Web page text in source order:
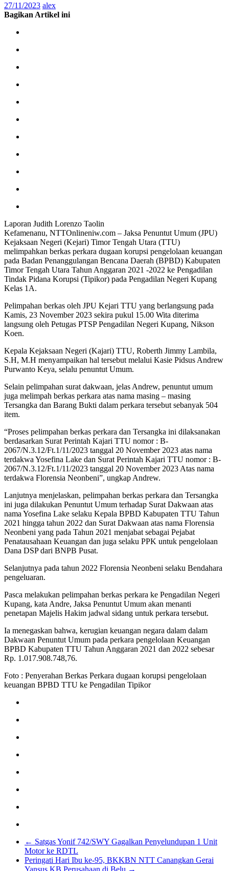
27/11/2023 alex
Bagikan Artikel ini
Laporan Judith Lorenzo Taolin
Kefamenanu, NTTOnlineniw.com – Jaksa Penuntut Umum (JPU)
Kejaksaan Negeri (Kejari) Timor Tengah Utara (TTU)
melimpahkan berkas perkara dugaan korupsi pengelolaan keuangan
pada Badan Penanggulangan Bencana Daerah (BPBD) Kabupaten
Timor Tengah Utara Tahun Anggaran 2021 -2022 ke Pengadilan
Tindak Pidana Korupsi (Tipikor) pada Pengadilan Negeri Kupang
Kelas 1A.
Pelimpahan berkas oleh JPU Kejari TTU yang berlangsung pada
Kamis, 23 November 2023 sekira pukul 15.00 Wita diterima
langsung oleh Petugas PTSP Pengadilan Negeri Kupang, Nikson
Koen.
Kepala Kejaksaan Negeri (Kajari) TTU, Roberth Jimmy Lambila,
S.H, M.H menyampaikan hal tersebut melalui Kasie Pidsus Andrew
Purwanto Keya, selalu penuntut Umum.
Selain pelimpahan surat dakwaan, jelas Andrew, penuntut umum
juga melimpah berkas perkara atas nama masing – masing
Tersangka dan Barang Bukti dalam perkara tersebut sebanyak 504
item.
“Proses pelimpahan berkas perkara dan Tersangka ini dilaksanakan
berdasarkan Surat Perintah Kajari TTU nomor : B-
2067/N.3.12/Ft.1/11/2023 tanggal 20 November 2023 atas nama
terdakwa Yosefina Lake dan Surat Perintah Kajari TTU nomor : B-
2067/N.3.12/Ft.1/11/2023 tanggal 20 November 2023 Atas nama
terdakwa Florensia Neonbeni”, ungkap Andrew.
Lanjutnya menjelaskan, pelimpahan berkas perkara dan Tersangka
ini juga dilakukan Penuntut Umum terhadap Surat Dakwaan atas
nama Yosefina Lake selaku Kepala BPBD Kabupaten TTU Tahun
2021 hingga tahun 2022 dan Surat Dakwaan atas nama Florensia
Neonbeni yang pada Tahun 2021 menjabat sebagai Pejabat
Penatausahaan Keuangan dan juga selaku PPK untuk pengelolaan
Dana DSP dari BNPB Pusat.
Selanjutnya pada tahun 2022 Florensia Neonbeni selaku Bendahara
pengeluaran.
Pasca melakukan pelimpahan berkas perkara ke Pengadilan Negeri
Kupang, kata Andre, Jaksa Penuntut Umum akan menanti
penetapan Majelis Hakim jadwal sidang untuk perkara tersebut.
Ia menegaskan bahwa, kerugian keuangan negara dalam dalam
Dakwaan Penuntut Umum pada perkara pengelolaan Keuangan
BPBD Kabupaten TTU Tahun Anggaran 2021 dan 2022 sebesar
Rp. 1.017.908.748,76.
Foto : Penyerahan Berkas Perkara dugaan korupsi pengelolaan
keuangan BPBD TTU ke Pengadilan Tipikor
← Satgas Yonif 742/SWY Gagalkan Penyelundupan 1 Unit
Motor ke RDTL
Peringati Hari Ibu ke-95, BKKBN NTT Canangkan Gerai
Yansus KB Perusahaan di Belu →